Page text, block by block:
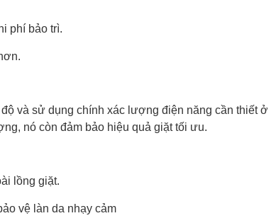
phí bảo trì.
và sử dụng chính xác lượng điện năng cần thiết ở
nó còn đảm bảo hiệu quả giặt tối ưu.
lồng giặt.
vệ làn da nhạy cảm